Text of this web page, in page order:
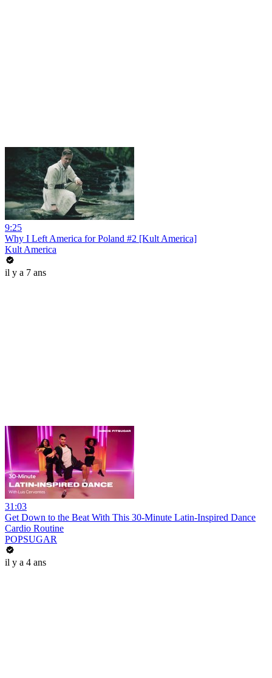
9:25
Why I Left America for Poland #2 [Kult America]
Kult America
il y a 7 ans
31:03
Get Down to the Beat With This 30-Minute Latin-Inspired Dance
Cardio Routine
POPSUGAR
il y a 4 ans